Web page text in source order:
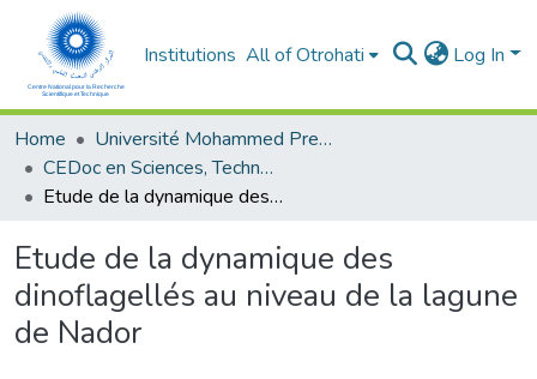
Institutions All of Otrohati Log In
Home
Université Mohammed Premier - Oujda
CEDoc en Sciences, Technologies, Ingénierie et Santé
Etude de la dynamique des dinoflagellés au niveau de la lagune de Nador
Etude de la dynamique des
dinoflagellés au niveau de la lagune
de Nador